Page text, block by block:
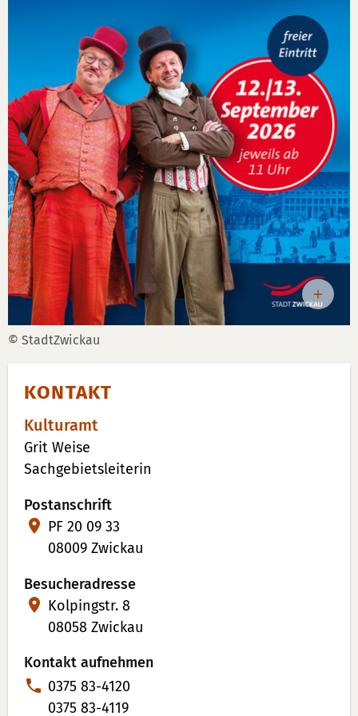
© StadtZwickau
KONTAKT
Kulturamt
Grit Weise
Sachgebietsleiterin
Postanschrift
PF 20 09 33
08009 Zwickau
Besucheradresse
Kolpingstr. 8
08058 Zwickau
Kontakt aufnehmen
T
e
0375 83-4120
0375 83-4119